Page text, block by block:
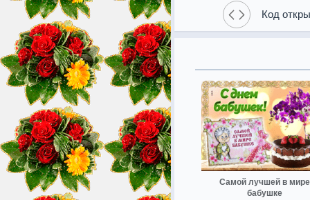
Код
Самой лучшей в мире
бабушке